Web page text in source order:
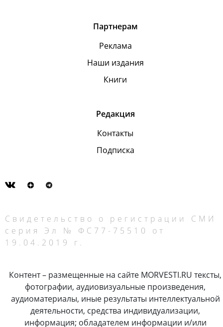
Партнерам
Реклама
Наши издания
Книги
Редакция
Контакты
Подписка
Свидетельство о регистрации СМИ
серия Эл № ФС77-75510 от
19.04.2019 г.
Контент – размещенные на сайте MORVESTI.RU тексты,
фотографии, аудиовизуальные произведения,
аудиоматериалы, иные результаты интеллектуальной
деятельности, средства индивидуализации,
информация; обладателем информации и/или